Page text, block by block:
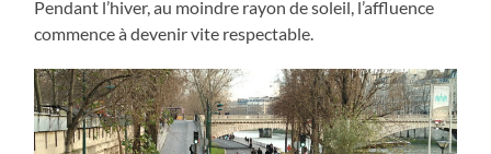
Pendant l’hiver, au moindre rayon de soleil, l’affluence
commence à devenir vite respectable.